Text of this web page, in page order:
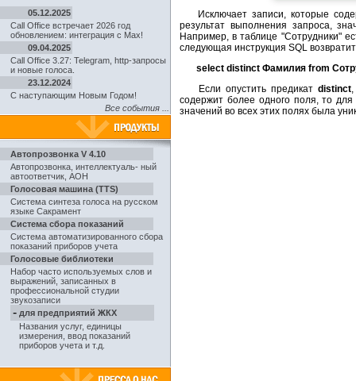
05.12.2025
Call Office встречает 2026 год
обновлением: интеграция с Max!
09.04.2025
Call Office 3.27: Telegram, http-запросы
и новые голоса.
23.12.2024
С наступающим Новым Годом!
Все события ...
Автопрозвонка V 4.10
Автопрозвонка интеллектуаль- ный
автоответчик, АОН
Голосовая машина (TTS)
Система синтеза голоса на русском
языке Сакрамент
Система сбора показаний
Система автоматизированного сбора
показаний приборов учета
Голосовые библиотеки
Набор часто используемых слов и
выражений, записанных в
профессиональной студии
звукозаписи
- для предприятий ЖКХ
Названия услуг, единицы
измерения, ввод показаний
приборов учета и т.д.
Исключает записи, которые
результат выполнения запроса,
Например, в таблице "Сотрудники"
следующая инструкция SQL
select distinct Фамилия from
Если опустить предикат distinct,
содержит более одного поля, то
значений во всех этих полях была